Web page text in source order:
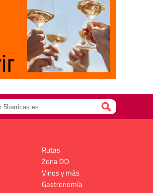
Rutas
Zona DO
Vinos y más
Gastronomía